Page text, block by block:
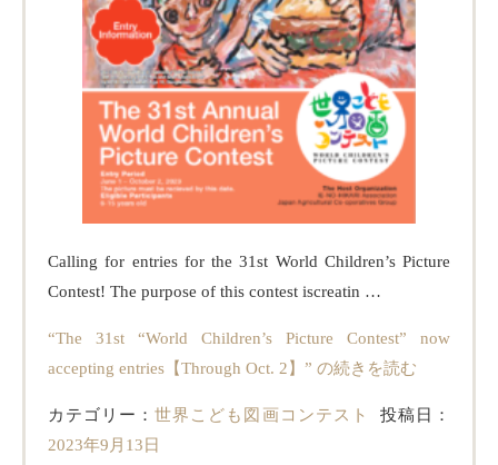
Calling for entries for the 31st World Children’s Picture
Contest! The purpose of this contest iscreatin …
“The 31st “World Children’s Picture Contest” now
accepting entries【Through Oct. 2】” の続きを読む
カテゴリー：世界こども図画コンテスト
投稿日：
2023年9月13日